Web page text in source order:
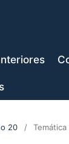
20 /